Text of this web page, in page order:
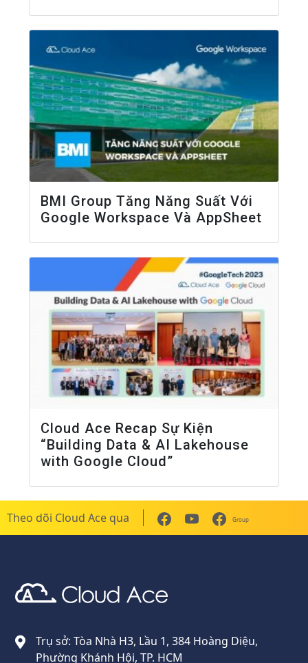
BMI Group Tăng Năng Suất Với
Google Workspace Và AppSheet
Cloud Ace Recap Sự Kiện
“Building Data & AI Lakehouse
with Google Cloud”
Theo dõi Cloud Ace qua Group
Trụ sở: Tòa Nhà H3, Lầu 1, 384 Hoàng Diệu,
Phường Khánh Hội, TP. HCM